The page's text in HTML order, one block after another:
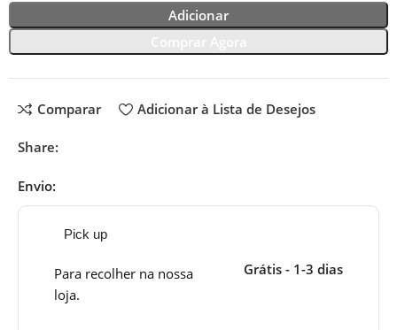
Adicionar
Comparar Adicionar à Lista de Desejos
Share:
Envio:
Pick up
Para recolher na nossa
loja.
Grátis - 1-3 dias